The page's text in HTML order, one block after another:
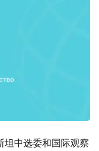
坦中选委和国际观察